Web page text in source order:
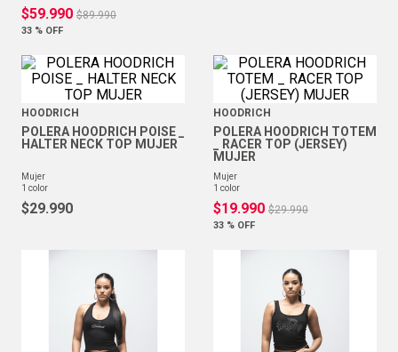
$59.990 $89.990
33 % OFF
HOODRICH
POLERA HOODRICH POISE _
HALTER NECK TOP MUJER
mujer
1 color
$29.990
HOODRICH
POLERA HOODRICH TOTEM
_ RACER TOP (JERSEY)
MUJER
mujer
1 color
$19.990 $29.990
33 % OFF